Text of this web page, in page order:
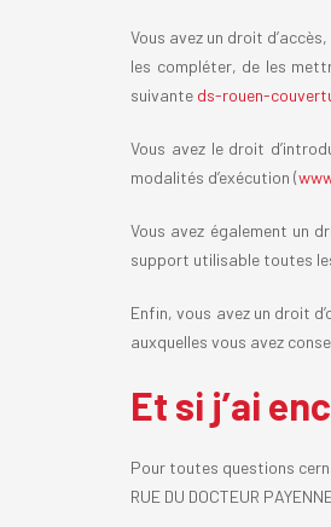
Vous avez un droit
les compléter, de les
suivante ds-rouen-
Vous avez le droit
modalités d’exécution (
Vous avez également un
support utilisable toutes
Enfin, vous avez un droit
auxquelles vous avez
Et si j’ai
Pour toutes questions
RUE DU DOCTEUR